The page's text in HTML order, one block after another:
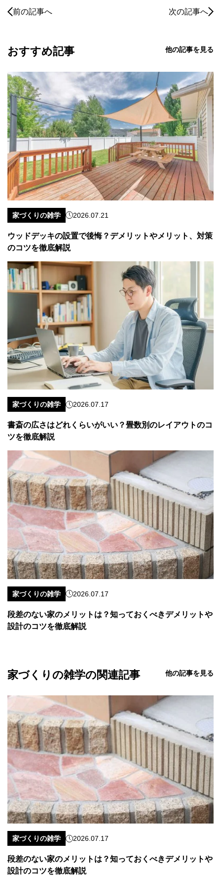
前の記事へ 次の記事へ
おすすめ記事 他の記事を見る
家づくりの雑学 2026.07.21
ウッドデッキの設置で後悔？デメリットやメリット、対策
のコツを徹底解説
家づくりの雑学 2026.07.17
書斎の広さはどれくらいがいい？畳数別のレイアウトのコ
ツを徹底解説
家づくりの雑学 2026.07.17
段差のない家のメリットは？知っておくべきデメリットや
設計のコツを徹底解説
家づくりの雑学の関連記事 他の記事を見る
家づくりの雑学 2026.07.17
段差のない家のメリットは？知っておくべきデメリットや
設計のコツを徹底解説